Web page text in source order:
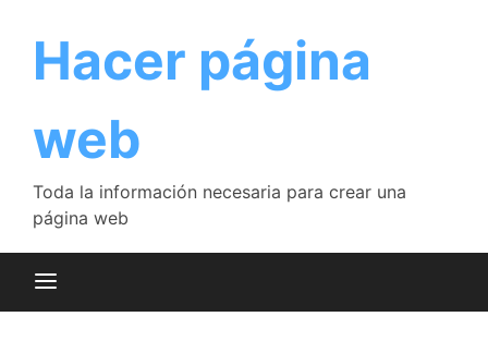
contenido
Hacer página
web
Toda la información necesaria para crear una
página web